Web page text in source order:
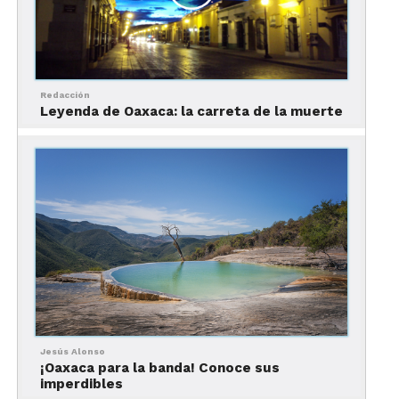
Sabe. De hecho, te aconsejamos la barra del lugar.
Eso sí, verás muchas parejas romanceando.
Redacción
Leyenda de Oaxaca: la carreta de la muerte
Jesús Alonso
¡Oaxaca para la banda! Conoce sus
imperdibles